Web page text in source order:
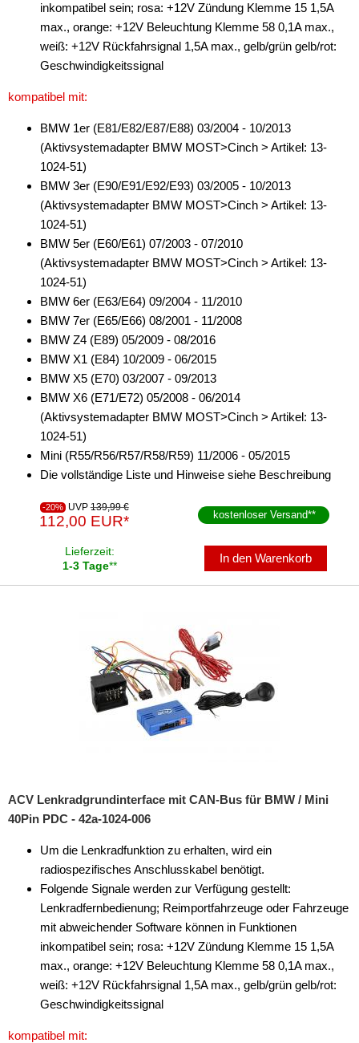
inkompatibel sein; rosa: +12V Zündung Klemme 15 1,5A
max., orange: +12V Beleuchtung Klemme 58 0,1A max.,
weiß: +12V Rückfahrsignal 1,5A max., gelb/grün gelb/rot:
Geschwindigkeitssignal
kompatibel mit:
BMW 1er (E81/E82/E87/E88) 03/2004 - 10/2013
(Aktivsystemadapter BMW MOST>Cinch > Artikel: 13-
1024-51)
BMW 3er (E90/E91/E92/E93) 03/2005 - 10/2013
(Aktivsystemadapter BMW MOST>Cinch > Artikel: 13-
1024-51)
BMW 5er (E60/E61) 07/2003 - 07/2010
(Aktivsystemadapter BMW MOST>Cinch > Artikel: 13-
1024-51)
BMW 6er (E63/E64) 09/2004 - 11/2010
BMW 7er (E65/E66) 08/2001 - 11/2008
BMW Z4 (E89) 05/2009 - 08/2016
BMW X1 (E84) 10/2009 - 06/2015
BMW X5 (E70) 03/2007 - 09/2013
BMW X6 (E71/E72) 05/2008 - 06/2014
(Aktivsystemadapter BMW MOST>Cinch > Artikel: 13-
1024-51)
Mini (R55/R56/R57/R58/R59) 11/2006 - 05/2015
Die vollständige Liste und Hinweise siehe Beschreibung
-20% UVP 139,99 €
112,00 EUR* kostenloser Versand**
Lieferzeit:
1-3 Tage**
In den Warenkorb
ACV Lenkradgrundinterface mit CAN-Bus für BMW / Mini
40Pin PDC - 42a-1024-006
Um die Lenkradfunktion zu erhalten, wird ein
radiospezifisches Anschlusskabel benötigt.
Folgende Signale werden zur Verfügung gestellt:
Lenkradfernbedienung; Reimportfahrzeuge oder Fahrzeuge
mit abweichender Software können in Funktionen
inkompatibel sein; rosa: +12V Zündung Klemme 15 1,5A
max., orange: +12V Beleuchtung Klemme 58 0,1A max.,
weiß: +12V Rückfahrsignal 1,5A max., gelb/grün gelb/rot:
Geschwindigkeitssignal
kompatibel mit: